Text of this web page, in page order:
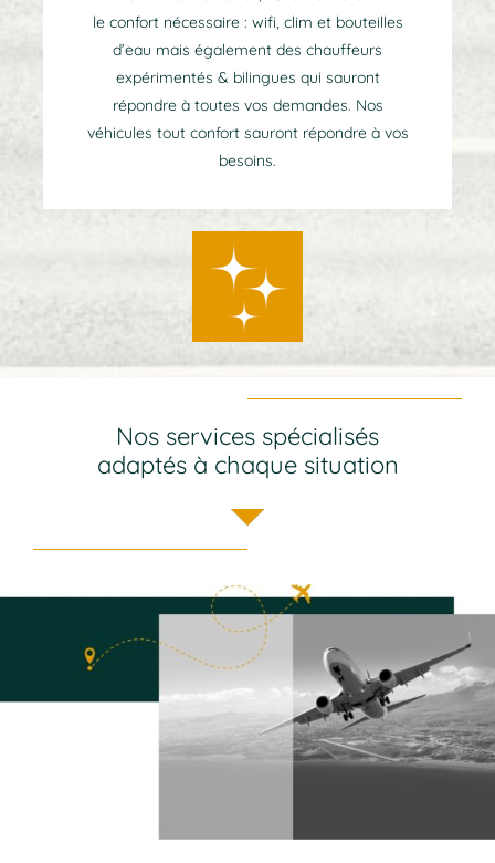
le confort nécessaire : wifi, clim et bouteilles
d’eau mais également des chauffeurs
expérimentés & bilingues qui sauront
répondre à toutes vos demandes. Nos
véhicules tout confort sauront répondre à vos
besoins.
Nos services spécialisés
adaptés à chaque situation